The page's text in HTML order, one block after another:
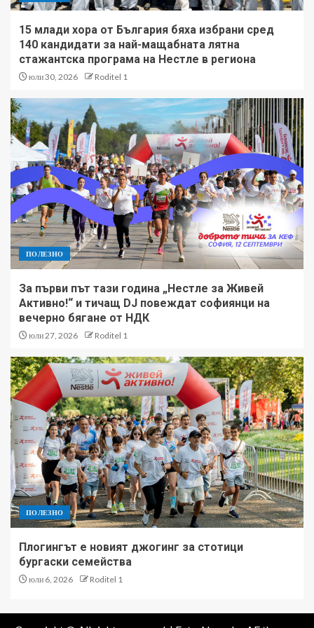
15 млади хора от България бяха избрани сред
140 кандидати за най-мащабната лятна
стажантска програма на Нестле в региона
юли 30, 2026 Roditel 1
ПОЛЕЗНО
За първи път тази година „Нестле за Живей
Активно!“ и тичащ DJ повеждат софиянци на
вечерно бягане от НДК
юли 27, 2026 Roditel 1
ПОЛЕЗНО
Плогингът е новият джогинг за стотици
бургаски семейства
юли 6, 2026 Roditel 1